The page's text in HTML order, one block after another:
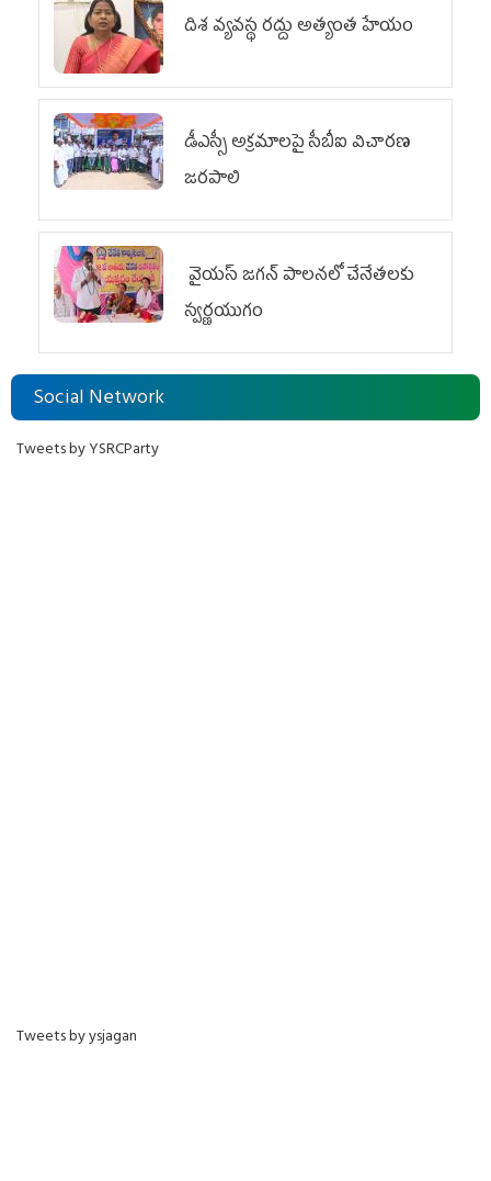
దిశ వ్యవస్థ రద్దు అత్యంత హేయం
డీఎస్సీ అక్రమాలపై సీబీఐ విచారణ
జరపాలి
వైయ‌స్ జగన్ పాలనలో చేనేతలకు
స్వర్ణయుగం
Social Network
Tweets by YSRCParty
Tweets by ysjagan